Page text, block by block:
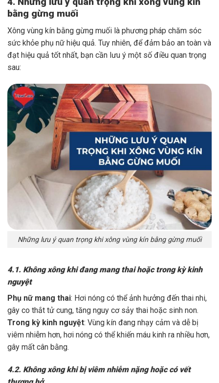
bằng gừng muối
Xông vùng kín bằng gừng muối là phương pháp chăm sóc
sức khỏe phụ nữ hiệu quả. Tuy nhiên, để đảm bảo an toàn và
đạt hiệu quả tốt nhất, bạn cần lưu ý một số điều quan trọng
sau:
Những lưu ý quan trọng khi xông vùng kín bằng gừng muối
4.1. Không xông khi đang mang thai hoặc trong kỳ kinh
nguyệt
Phụ nữ mang thai: Hơi nóng có thể ảnh hưởng đến thai nhi,
gây co thắt tử cung, tăng nguy cơ sảy thai hoặc sinh non.
Trong kỳ kinh nguyệt: Vùng kín đang nhạy cảm và dễ bị
viêm nhiễm hơn, hơi nóng có thể khiến máu kinh ra nhiều hơn,
gây mất cân bằng.
4.2. Không xông khi bị viêm nhiễm nặng hoặc có vết